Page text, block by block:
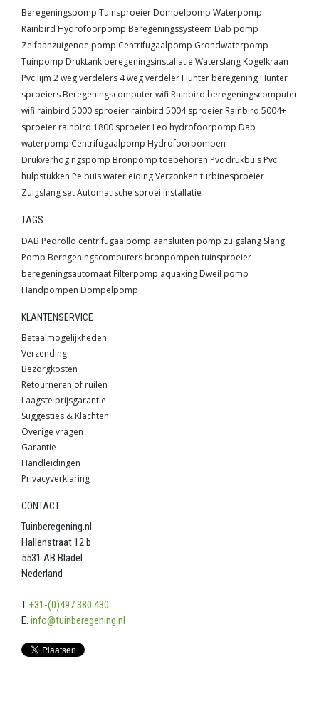
Beregeningspomp Tuinsproeier Dompelpomp Waterpomp
Rainbird Hydrofoorpomp Beregeningssysteem Dab pomp
Zelfaanzuigende pomp Centrifugaalpomp Grondwaterpomp
Tuinpomp Druktank beregeningsinstallatie Waterslang Kogelkraan
Pvc lijm 2 weg verdelers 4 weg verdeler Hunter beregening Hunter
sproeiers Beregeningscomputer wifi Rainbird beregeningscomputer
wifi rainbird 5000 sproeier rainbird 5004 sproeier Rainbird 5004+
sproeier rainbird 1800 sproeier Leo hydrofoorpomp Dab
waterpomp Centrifugaalpomp Hydrofoorpompen
Drukverhogingspomp Bronpomp toebehoren Pvc drukbuis Pvc
hulpstukken Pe buis waterleidingVerzonken turbinesproeier
Zuigslang setAutomatische sproei installatie
TAGS
DAB Pedrollo centrifugaalpomp aansluiten pomp zuigslang Slang
Pomp Beregeningscomputers bronpompen tuinsproeier
beregeningsautomaat Filterpomp aquaking Dweil pomp
Handpompen Dompelpomp
KLANTENSERVICE
Betaalmogelijkheden
Verzending
Bezorgkosten
Retourneren of ruilen
Laagste prijsgarantie
Suggesties & Klachten
Overige vragen
Garantie
Handleidingen
Privacyverklaring
CONTACT
Tuinberegening.nl
Hallenstraat 12 b
5531 AB Bladel
Nederland
T. +31-(0)497 380 430
E. info@tuinberegening.nl